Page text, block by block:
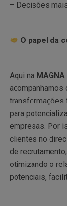
– Decisões
O papel da
Aqui na
transformações
para
empresas. Por
clientes no
de
otimizando o
potenciais,